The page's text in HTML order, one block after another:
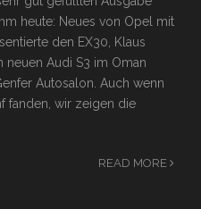
heute: Neues von Opel mit
den EX30, Klaus
Audi S3 im Oman
Autosalon. Auch wenn
fanden, wir zeigen die
READ MORE